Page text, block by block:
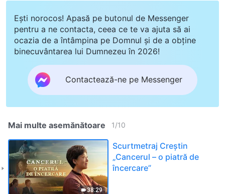
Ești norocos! Apasă pe butonul de Messenger
pentru a ne contacta, ceea ce te va ajuta să ai
ocazia de a întâmpina pe Domnul și de a obține
binecuvântarea lui Dumnezeu în 2026!
Contactează-ne pe Messenger
Mai multe asemănătoare 1/10
38:29
Scurtmetraj Creștin
„Cancerul – o piatră de
încercare”